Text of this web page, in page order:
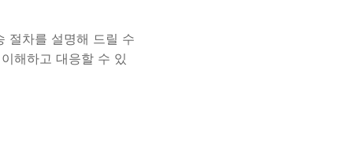
절차를 설명해 드릴 수
해하고 대응할 수 있